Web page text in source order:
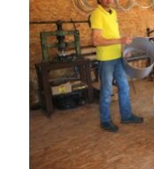
Contact
Mon compte